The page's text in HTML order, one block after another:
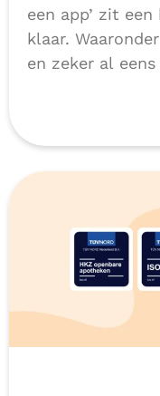
een app’ zit
klaar.
en zeker al